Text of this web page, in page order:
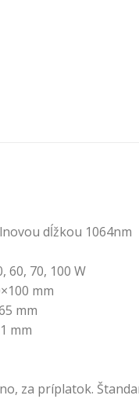
dĺžkou 1064nm
60, 70, 100 W
mm
mm
mm
za príplatok.